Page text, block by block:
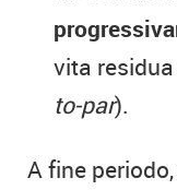
vita
to-par).
A fine